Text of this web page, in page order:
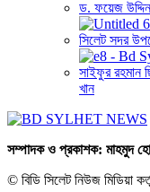
ড. ফয়েজ
সিলেট সদর
সাইফুর রহমান
খান
সম্পাদক ও প্রকাশক: মাহমুদ
© বিডি সিলেট নিউজ মিডিয়া